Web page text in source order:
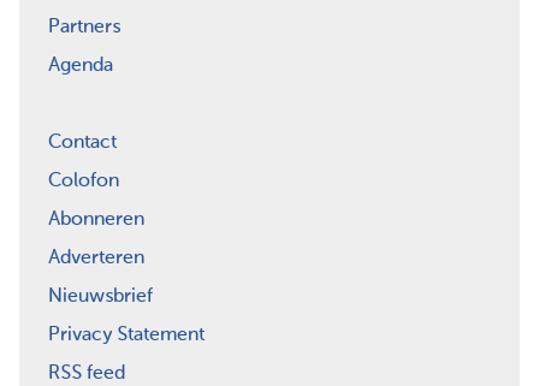
Partners
Agenda
Contact
Colofon
Abonneren
Adverteren
Nieuwsbrief
Privacy Statement
RSS feed